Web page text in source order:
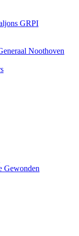
GRPI
Noothoven
Gewonden